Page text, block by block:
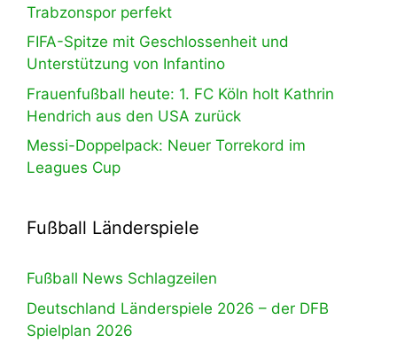
Trabzonspor perfekt
FIFA-Spitze mit Geschlossenheit und
Unterstützung von Infantino
Frauenfußball heute: 1. FC Köln holt Kathrin
Hendrich aus den USA zurück
Messi-Doppelpack: Neuer Torrekord im
Leagues Cup
Fußball Länderspiele
Fußball News Schlagzeilen
Deutschland Länderspiele 2026 – der DFB
Spielplan 2026